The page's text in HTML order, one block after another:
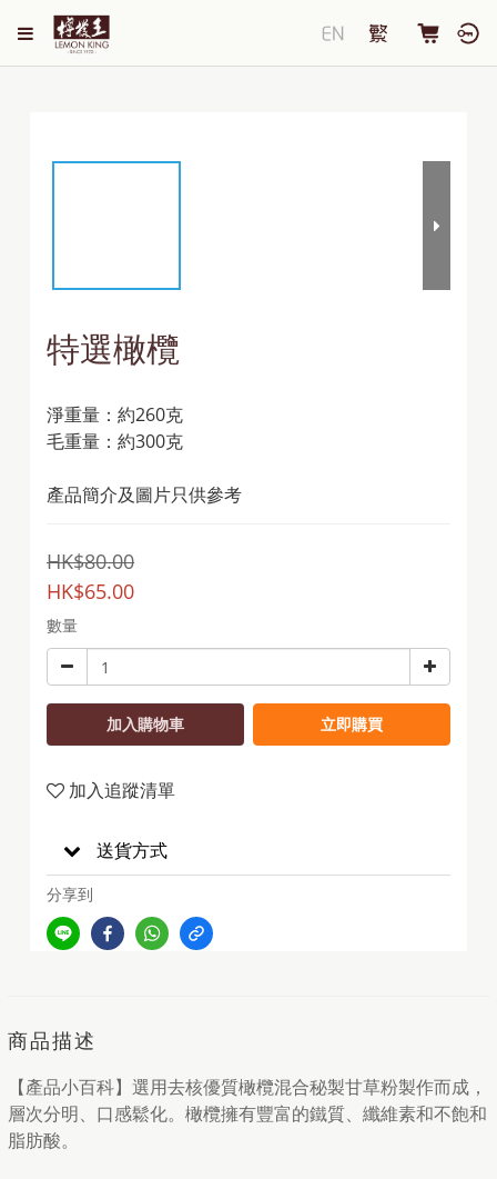
特選橄欖
淨重量：約260克
毛重量：約300克
產品簡介及圖片只供參考
HK$80.00
HK$65.00
數量
加入購物車 立即購買
加入追蹤清單
送貨方式
分享到
商品描述
【產品小百科】選用去核優質橄欖混合秘製甘草粉製作而成，
層次分明、口感鬆化。橄欖擁有豐富的鐵質、纖維素和不飽和
脂肪酸。